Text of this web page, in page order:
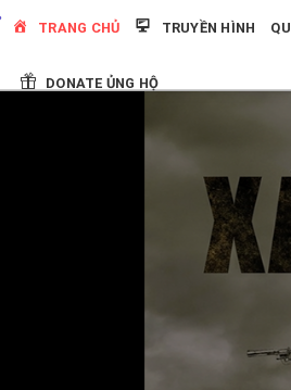
TRANG CHỦ TRUYỀN HÌNH
DONATE ỦNG HỘ